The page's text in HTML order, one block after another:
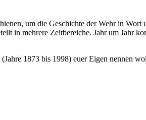
um die Geschichte der Wehr in Wort
in mehrere Zeitbereiche. Jahr um Jahr
1873 bis 1998) euer Eigen nennen